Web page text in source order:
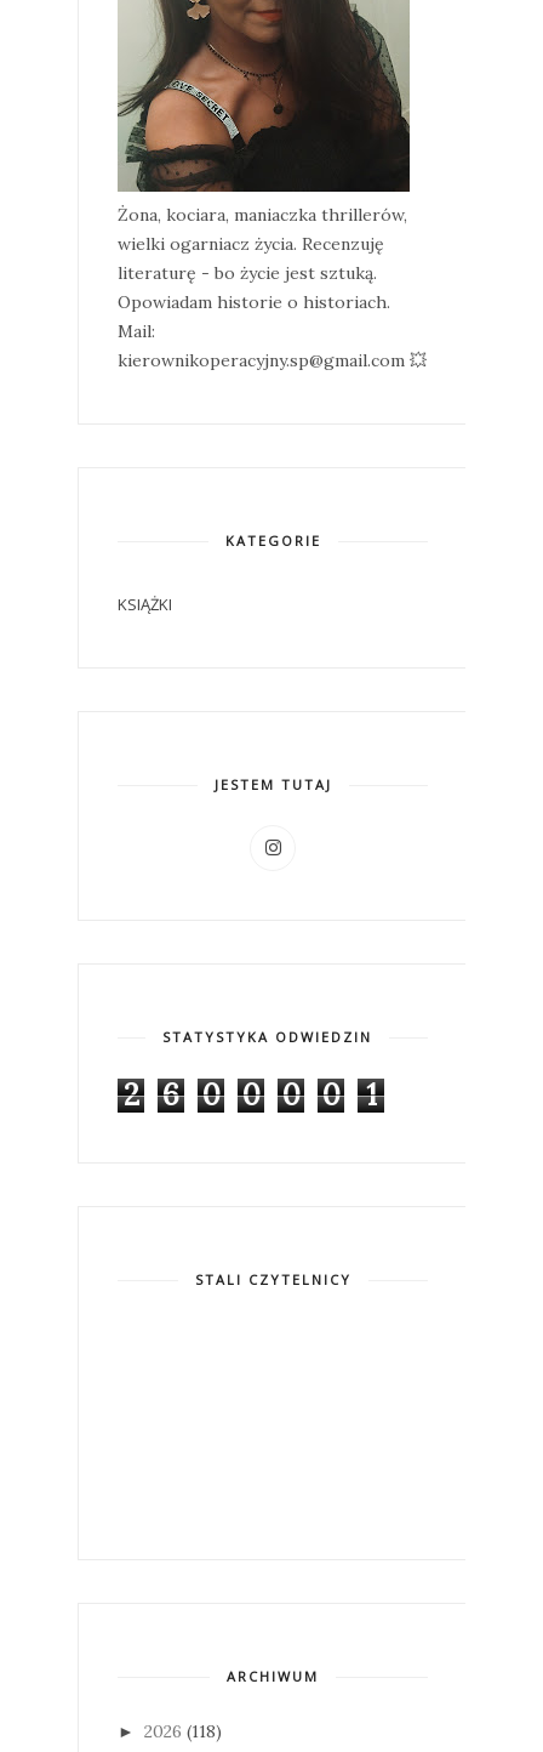
Żona, kociara, maniaczka thrillerów,
wielki ogarniacz życia. Recenzuję
literaturę - bo życie jest sztuką.
Opowiadam historie o historiach.
Mail:
kierownikoperacyjny.sp@gmail.com 💥
KATEGORIE
KSIĄŻKI
JESTEM TUTAJ
STATYSTYKA ODWIEDZIN
2 6 0 0 0 0 1
STALI CZYTELNICY
ARCHIWUM
► 2026 (118)